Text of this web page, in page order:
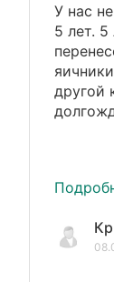
У нас
5 лет.
другой